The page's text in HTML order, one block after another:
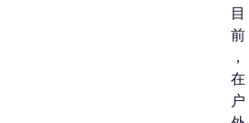
目
前
，
在
户